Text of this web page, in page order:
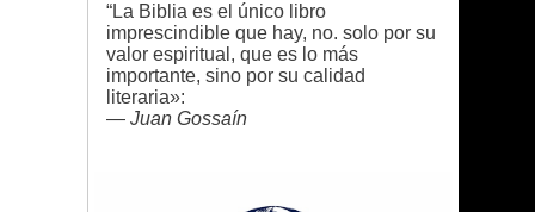
“La Biblia es el único libro
imprescindible que hay, no. solo por su
valor espiritual, que es lo más
importante, sino por su calidad
literaria»:
— Juan Gossaín